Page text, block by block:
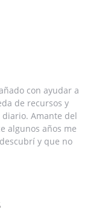
con ayudar a
de recursos y
Amante del
algunos años me
y que no